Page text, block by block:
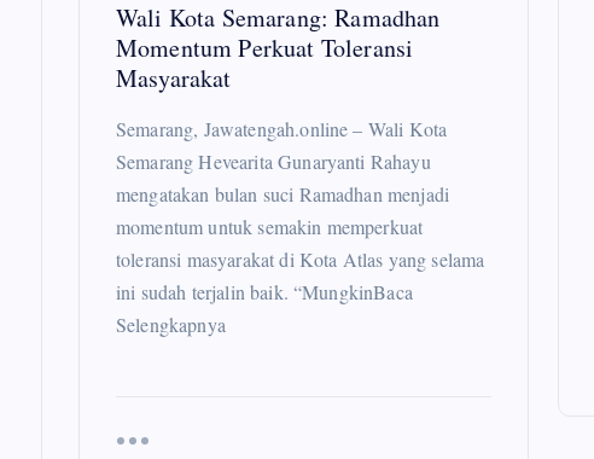
Wali Kota Semarang: Ramadhan
Momentum Perkuat Toleransi
Masyarakat
Semarang, Jawatengah.online – Wali Kota
Semarang Hevearita Gunaryanti Rahayu
mengatakan bulan suci Ramadhan menjadi
momentum untuk semakin memperkuat
toleransi masyarakat di Kota Atlas yang selama
ini sudah terjalin baik. “MungkinBaca
Selengkapnya